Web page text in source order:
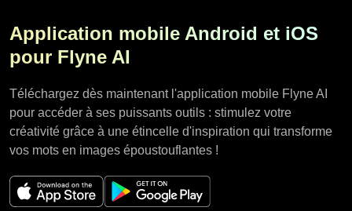
Application mobile Android et iOS
pour Flyne AI
Téléchargez dès maintenant l'application mobile Flyne AI
pour accéder à ses puissants outils : stimulez votre
créativité grâce à une étincelle d'inspiration qui transforme
vos mots en images époustouflantes !